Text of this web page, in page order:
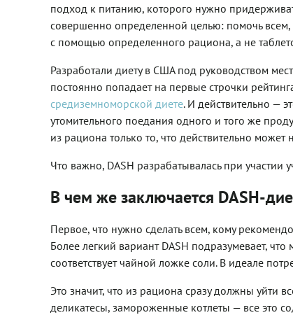
подход к питанию, которого нужно
совершенно определенной целью: помочь всем,
с помощью определенного рациона, а не
Разработали диету в США под руководством
постоянно попадает на первые строчки
средиземноморской диете. И действительно —
утомительного поедания одного и того же
из рациона только то, что действительно
Что важно, DASH разрабатывалась при
В чем же заключается DASH-
Первое, что нужно сделать всем, кому
Более легкий вариант DASH подразумевает,
соответствует чайной ложке соли. В идеале
Это значит, что из рациона сразу должны
деликатесы, замороженные котлеты — все это